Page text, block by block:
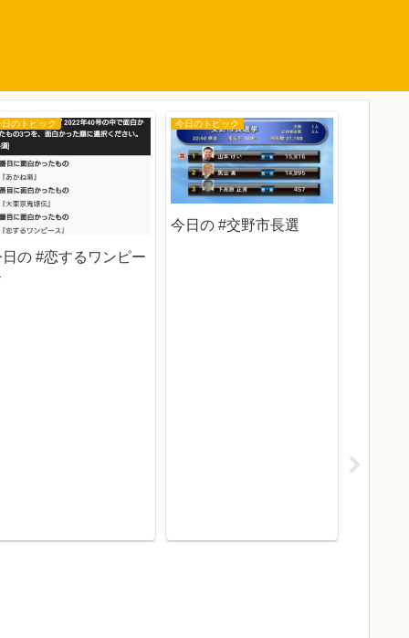
日のトピック
日の #恋するワンピー
今日のトピック
今日の #交野市長選